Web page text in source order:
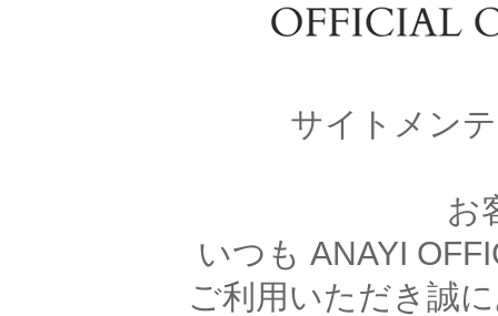
サイトメン
お
いつも ANAYI
ご利用いただき誠